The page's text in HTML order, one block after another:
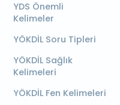
YDS Önemli
Kelimeler
YÖKDİL Soru Tipleri
YÖKDİL Sağlık
Kelimeleri
YÖKDİL Fen Kelimeleri